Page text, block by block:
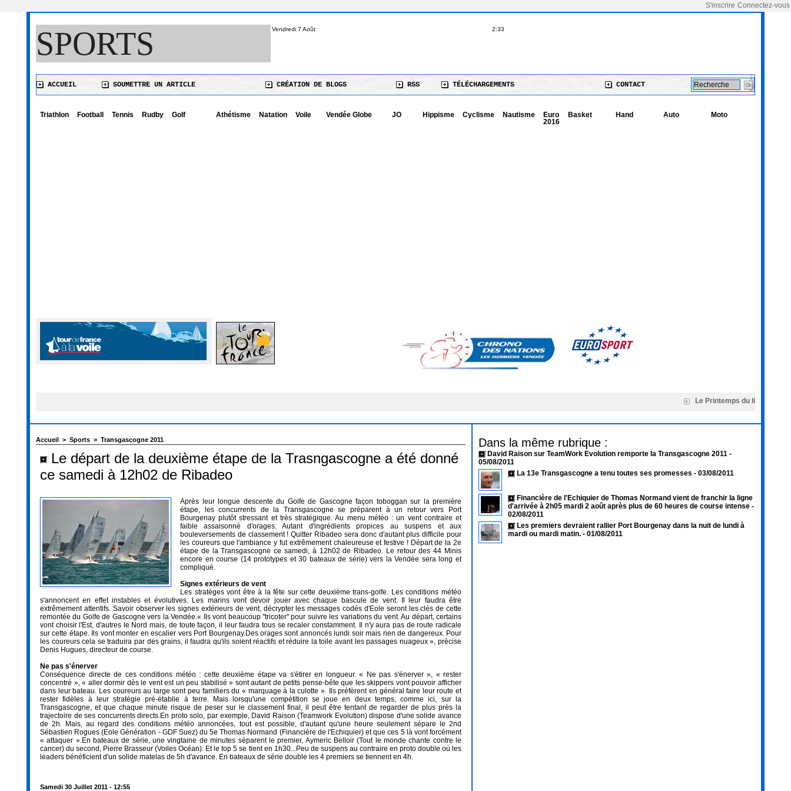
Connectez-vous
S'inscrire
SPORTS Vendredi 7 Août 2:33
ACCUEIL SOUMETTRE UN ARTICLE CRÉATION DE BLOGS RSS TÉLÉCHARGEMENTS CONTACT
Triathlon Football Tennis Rudby Golf Athétisme Natation Voile Vendée Globe JO Hippisme Cyclisme Nautisme
Euro
2016
Basket Hand Auto Moto
Le Printemps du livre de
Accueil > Sports > Transgascogne 2011
Le départ de la deuxième étape de la Trasngascogne a été donné
ce samedi à 12h02 de Ribadeo
Après leur longue descente du Golfe de Gascogne façon toboggan sur la première
étape, les concurrents de la Transgascogne se préparent à un retour vers Port
Bourgenay plutôt stressant et très stratégique. Au menu météo : un vent contraire et
faible assaisonné d'orages. Autant d'ingrédients propices au suspens et aux
bouleversements de classement ! Quitter Ribadeo sera donc d'autant plus difficile pour
les coureurs que l'ambiance y fut extrêmement chaleureuse et festive ! Départ de la 2e
étape de la Transgascogne ce samedi, à 12h02 de Ribadeo. Le retour des 44 Minis
encore en course (14 prototypes et 30 bateaux de série) vers la Vendée sera long et
compliqué.
Signes extérieurs de vent
Les stratèges vont être à la fête sur cette deuxième trans-golfe. Les conditions météo
s'annoncent en effet instables et évolutives. Les marins vont devoir jouer avec chaque bascule de vent. Il leur faudra être
extrêmement attentifs. Savoir observer les signes extérieurs de vent, décrypter les messages codés d'Eole seront les clés de cette
remontée du Golfe de Gascogne vers la Vendée.« Ils vont beaucoup ''tricoter'' pour suivre les variations du vent. Au départ, certains
vont choisir l'Est, d'autres le Nord mais, de toute façon, il leur faudra tous se recaler constamment. Il n'y aura pas de route radicale
sur cette étape. Ils vont monter en escalier vers Port Bourgenay.Des orages sont annoncés lundi soir mais rien de dangereux. Pour
les coureurs cela se traduira par des grains, il faudra qu'ils soient réactifs et réduire la toile avant les passages nuageux », précise
Denis Hugues, directeur de course.
Ne pas s'énerver
Conséquence directe de ces conditions météo : cette deuxième étape va s'étirer en longueur. « Ne pas s'énerver », « rester
concentré », « aller dormir dès le vent est un peu stabilisé » sont autant de petits pense-bête que les skippers vont pouvoir afficher
dans leur bateau. Les coureurs au large sont peu familiers du « marquage à la culotte ». Ils préfèrent en général faire leur route et
rester fidèles à leur stratégie pré-établie à terre. Mais lorsqu'une compétition se joue en deux temps, comme ici, sur la
Transgascogne, et que chaque minute risque de peser sur le classement final, il peut être tentant de regarder de plus près la
trajectoire de ses concurrents directs.En proto solo, par exemple, David Raison (Teamwork Evolution) dispose d'une solide avance
de 2h. Mais, au regard des conditions météo annoncées, tout est possible, d'autant qu'une heure seulement sépare le 2nd
Sébastien Rogues (Eole Génération - GDF Suez) du 5e Thomas Normand (Financière de l'Echiquier) et que ces 5 là vont forcément
« attaquer ».En bateaux de série, une vingtaine de minutes séparent le premier, Aymeric Belloir (Tout le monde chante contre le
cancer) du second, Pierre Brasseur (Voiles Océan). Et le top 5 se tient en 1h30...Peu de suspens au contraire en proto double où les
leaders bénéficient d'un solide matelas de 5h d'avance. En bateaux de série double les 4 premiers se tiennent en 4h.
Samedi 30 Juillet 2011 - 12:55
Dans la même rubrique :
David Raison sur TeamWork Evolution remporte la Transgascogne 2011 -
05/08/2011
La 13e Transgascogne a tenu toutes ses promesses - 03/08/2011
Financière de l'Echiquier de Thomas Normand vient de franchir la ligne
d'arrivée à 2h05 mardi 2 août après plus de 60 heures de course intense -
02/08/2011
Les premiers devraient rallier Port Bourgenay dans la nuit de lundi à
mardi ou mardi matin. - 01/08/2011